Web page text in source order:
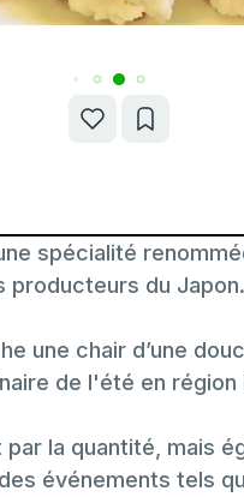
spécialité
producteurs du Japon.
une chair d’une
de l'été en région
la quantité, mais
événements tels